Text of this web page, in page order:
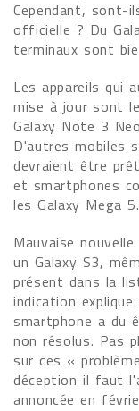
Cependant, sont-
officielle ? Du
terminaux sont
Les appareils qui
mise à jour sont
Galaxy Note 3
D'autres mobiles
devraient être
et smartphones
les Galaxy Mega
Mauvaise
un Galaxy S3,
présent dans la
indication
smartphone a du
non résolus. Pas
sur ces «
déception il faut
annoncée en